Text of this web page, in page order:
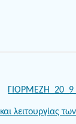
λειτουργίας